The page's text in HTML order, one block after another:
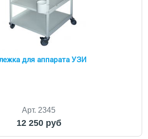
для аппарата УЗИ
Арт. 2345
12 250 руб